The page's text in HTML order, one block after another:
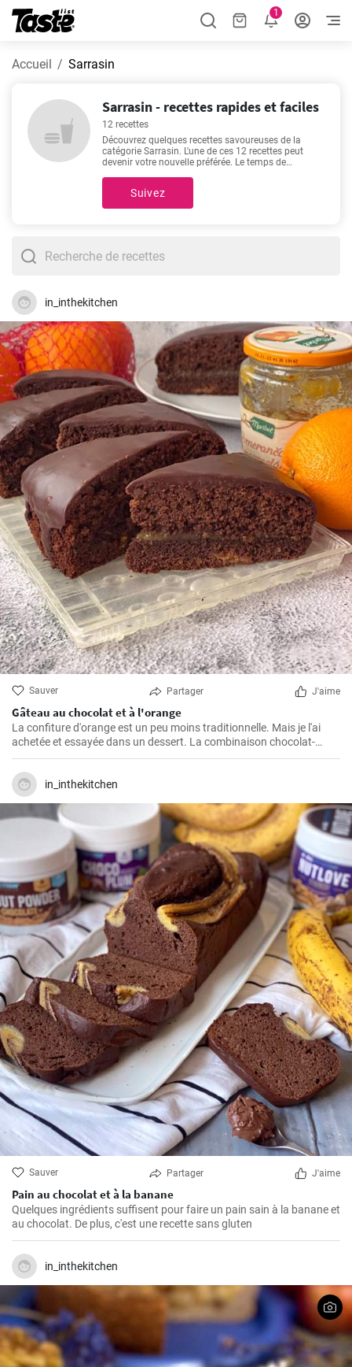
1
Accueil Sarrasin
Sarrasin - recettes rapides et faciles
12 recettes
Découvrez quelques recettes savoureuses de la
catégorie Sarrasin. L'une de ces 12 recettes peut
devenir votre nouvelle préférée. Le temps de
d'aide pour choisir, nous vous recommandons
bowl,Galette bretonne simple et rapide
sûrs que vous allez l'adorer!
Suivez
in_inthekitchen
Sauver Partager J'aime
Gâteau au chocolat et à l'orange
La confiture d'orange est un peu moins traditionnelle. Mais je l'ai
achetée et essayée dans un dessert. La combinaison chocolat-
orange est superbe.
in_inthekitchen
Sauver Partager J'aime
Pain au chocolat et à la banane
Quelques ingrédients suffisent pour faire un pain sain à la banane et
au chocolat. De plus, c'est une recette sans gluten
in_inthekitchen